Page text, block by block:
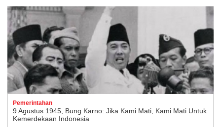
Pemerintahan
9 Agustus 1945, Bung Karno: Jika Kami Mati, Kami Mati Untuk
Kemerdekaan Indonesia